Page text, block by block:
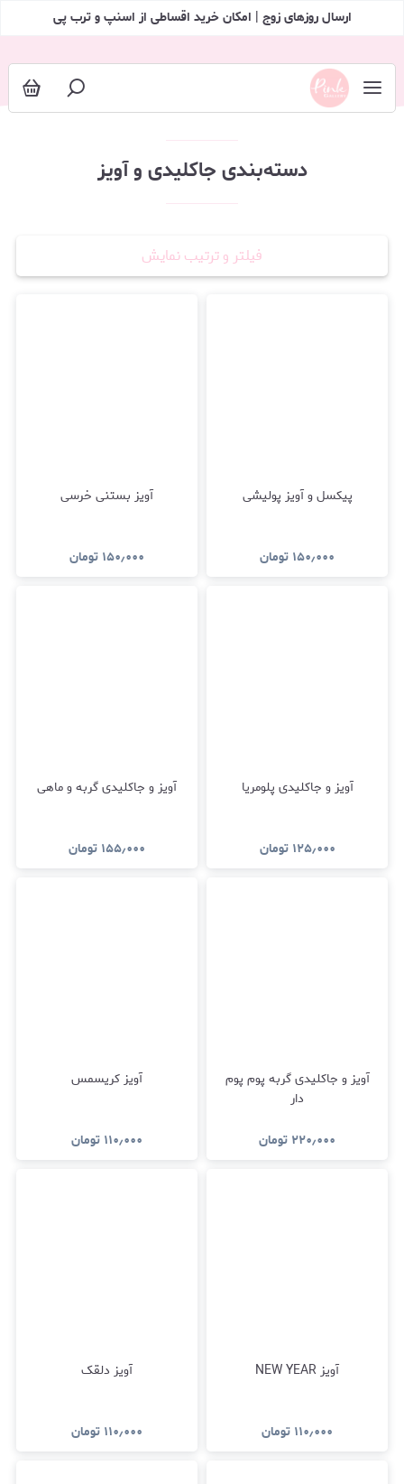
ارسال روزهای زوج | امکان خرید اقساطی از اسنپ و ترب پی
دسته‌بندی جاکلیدی و آویز
فیلتر و ترتیب نمایش
پیکسل و آویز پولیشی
۱۵۰٫۰۰۰ تومان
آویز بستنی خرسی
۱۵۰٫۰۰۰ تومان
آویز و جاکلیدی پلومریا
۱۲۵٫۰۰۰ تومان
آویز و جاکلیدی گربه و ماهی
۱۵۵٫۰۰۰ تومان
آویز و جاکلیدی گربه پوم پوم
دار
۲۲۰٫۰۰۰ تومان
آویز کریسمس
۱۱۰٫۰۰۰ تومان
آویز NEW YEAR
۱۱۰٫۰۰۰ تومان
آویز دلقک
۱۱۰٫۰۰۰ تومان